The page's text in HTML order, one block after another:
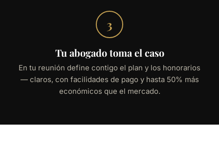
3
Tu abogado toma el caso
En tu reunión define contigo el plan y los honorarios
— claros, con facilidades de pago y hasta 50% más
económicos que el mercado.